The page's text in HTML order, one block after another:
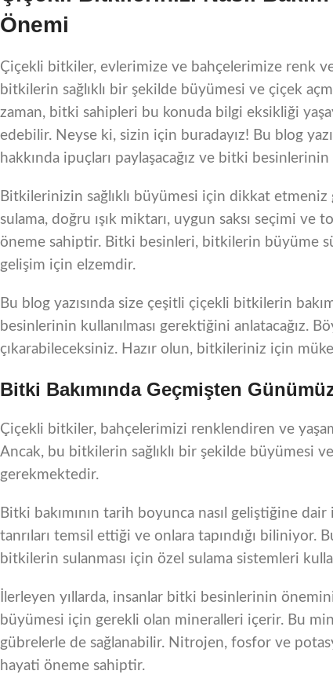
Önemi
Çiçekli bitkiler, evlerimize ve bahçelerimize renk
bitkilerin sağlıklı bir şekilde büyümesi ve çiçek
zaman, bitki sahipleri bu konuda bilgi eksikliği
edebilir. Neyse ki, sizin için buradayız! Bu blog
hakkında ipuçları paylaşacağız ve bitki
Bitkilerinizin sağlıklı büyümesi için dikkat etmeniz
sulama, doğru ışık miktarı, uygun saksı seçimi
öneme sahiptir. Bitki besinleri, bitkilerin büyüme
gelişim için elzemdir.
Bu blog yazısında size çeşitli çiçekli bitkilerin
besinlerinin kullanılması gerektiğini anlatacağız.
çıkarabileceksiniz. Hazır olun, bitkileriniz için
Bitki Bakımında Geçmişten
Çiçekli bitkiler, bahçelerimizi renklendiren ve
Ancak, bu bitkilerin sağlıklı bir şekilde büyümesi
gerekmektedir.
Bitki bakımının tarih boyunca nasıl geliştiğine
tanrıları temsil ettiği ve onlara tapındığı
bitkilerin sulanması için özel sulama sistemleri
İlerleyen yıllarda, insanlar bitki besinlerinin
büyümesi için gerekli olan mineralleri içerir. Bu
gübrelerle de sağlanabilir. Nitrojen, fosfor ve
hayati öneme sahiptir.